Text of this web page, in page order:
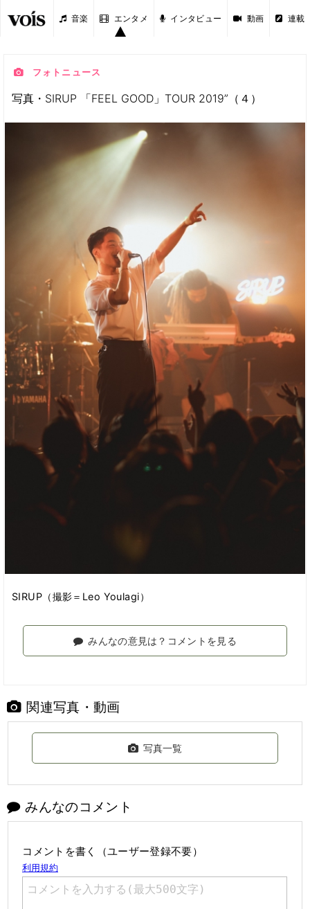
音楽 エンタメ インタビュー 動画 連載
フォトニュース
写真・SIRUP 「FEEL GOOD」TOUR 2019”（４）
SIRUP（撮影＝Leo Youlagi）
みんなの意見は？コメントを見る
関連写真・動画
写真一覧
みんなのコメント
コメントを書く（ユーザー登録不要）